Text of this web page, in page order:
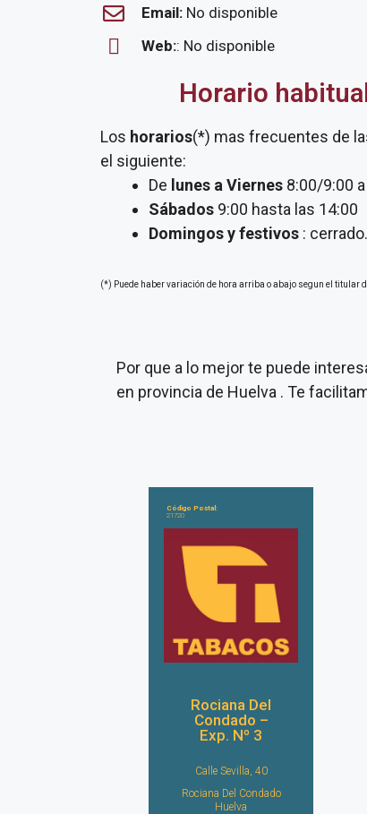
Email: No disponible
Web:: No disponible
Horario
Los horarios(*) mas frecuentes de
el siguiente:
De lunes a Viernes 8:00/9:00
Sábados 9:00 hasta las 14:00
Domingos y festivos : cerrado.
(*) Puede haber variación de hora arriba o abajo segun el titular
Por que a lo mejor te puede
en provincia de Huelva . Te
Código Postal:
21720
Rociana Del
Condado –
Exp. Nº 3
Calle Sevilla, 40
Rociana Del Condado
Huelva